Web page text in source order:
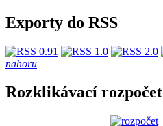
Exporty do RSS
nahoru
Rozklikávací rozpočet